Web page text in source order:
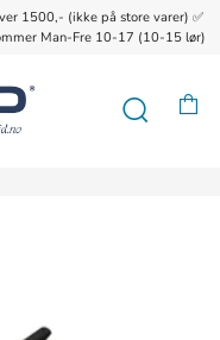
1500,- (ikke på store varer) ✅
Man-Fre 10-17 (10-15 lør)
Søk